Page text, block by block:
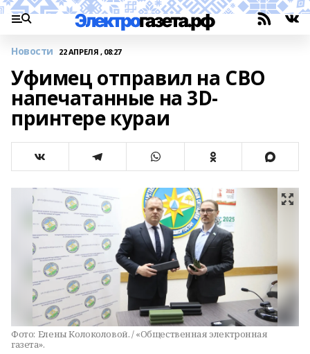
Новости 22 АПРЕЛЯ , 08:27
Уфимец отправил на СВО
напечатанные на 3D-
принтере кураи
Фото: Елены Колоколовой. / «Общественная электронная
газета».